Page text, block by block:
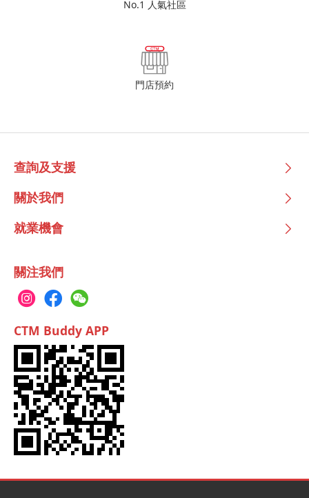
No.1 人氣社區
門店預約
查詢及支援
關於我們
就業機會
關注我們
CTM Buddy APP